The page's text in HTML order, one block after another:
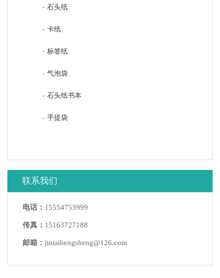
石头纸
卡纸
标签纸
气泡袋
石头纸书本
手提袋
联系我们
电话： 15554753999
传真： 15163727188
邮箱： jintaihengsheng@126.com